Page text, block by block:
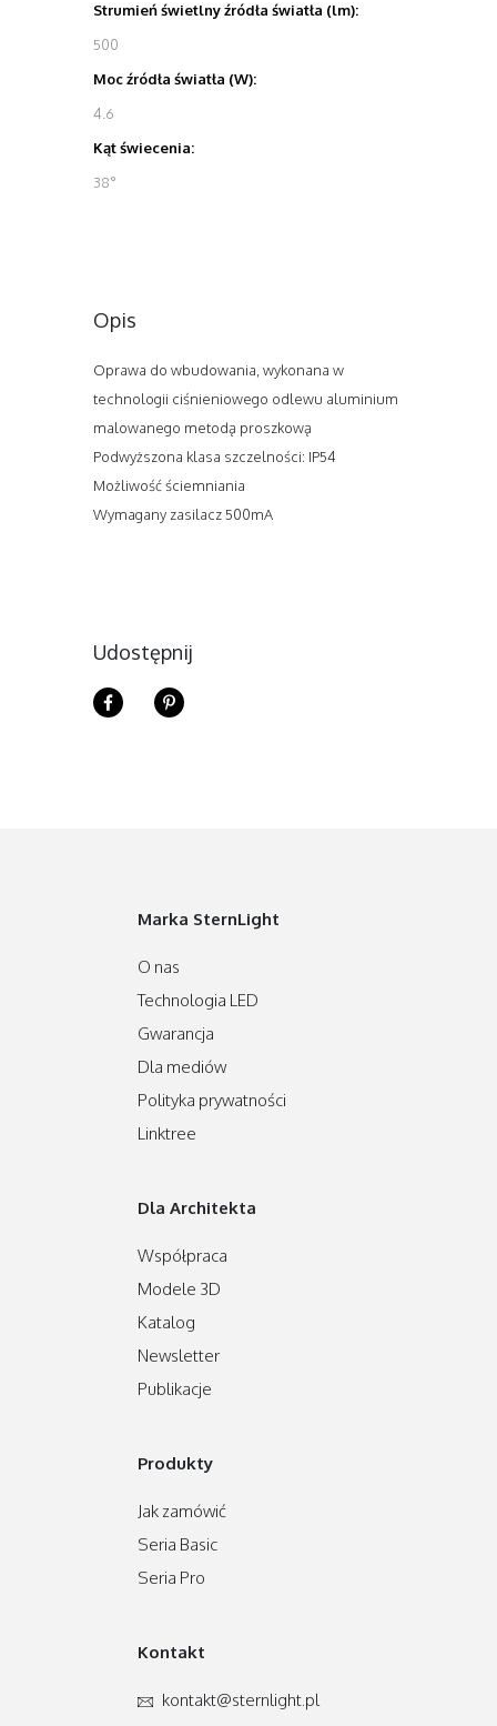
Strumień świetlny źródła światła (lm):
500
Moc źródła światła (W):
4.6
Kąt świecenia:
38°
Opis
Oprawa do wbudowania, wykonana w
technologii ciśnieniowego odlewu aluminium
malowanego metodą proszkową
Podwyższona klasa szczelności: IP54
Możliwość ściemniania
Wymagany zasilacz 500mA
Udostępnij
Marka SternLight
O nas
Technologia LED
Gwarancja
Dla mediów
Polityka prywatności
Linktree
Dla Architekta
Współpraca
Modele 3D
Katalog
Newsletter
Publikacje
Produkty
Jak zamówić
Seria Basic
Seria Pro
Kontakt
kontakt@sternlight.pl